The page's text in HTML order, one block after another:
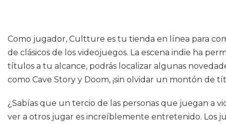
Como jugador, Cultture es tu tienda en línea para
de clásicos de los videojuegos. La escena indie ha
títulos a tu alcance, podrás localizar algunas
como Cave Story y Doom, ¡sin olvidar un montón de
¿Sabías que un tercio de las personas que juegan a
ver a otros jugar es increíblemente entretenido. Los